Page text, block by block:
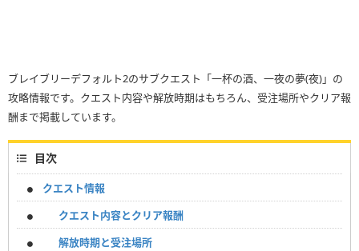
ブレイブリーデフォルト2のサブクエスト「一杯の酒、一夜の夢(夜)」の
攻略情報です。クエスト内容や解放時期はもちろん、受注場所やクリア報
酬まで掲載しています。
目次
クエスト情報
クエスト内容とクリア報酬
解放時期と受注場所